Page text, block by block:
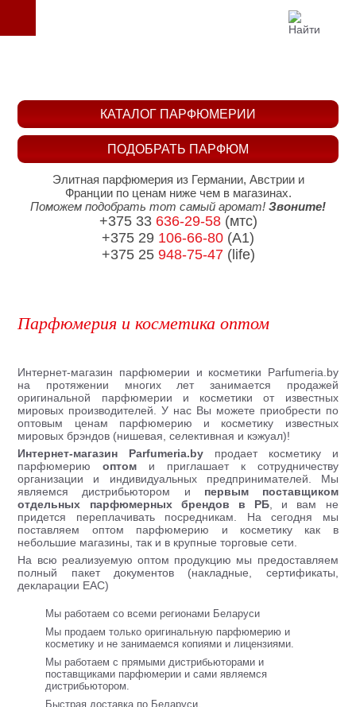
Парфюмерия и косметика оптом
Интернет-магазин парфюмерии и косметики Parfumeria.by
на протяжении многих лет занимается продажей
оригинальной парфюмерии и косметики от известных
мировых производителей. У нас Вы можете приобрести по
оптовым ценам парфюмерию и косметику известных
мировых брэндов (нишевая, селективная и кэжуал)!
Интернет-магазин Parfumeria.by продает косметику и
парфюмериюоптом и приглашает к сотрудничеству
организации и индивидуальных предпринимателей. Мы
являемся дистрибьютором и первым поставщиком
отдельных парфюмерных брендов в РБ , и вам не
придется переплачивать посредникам. На сегодня мы
поставляем оптом парфюмерию и косметику как в
небольшие магазины, так и в крупные торговые сети.
На всю реализуемую оптом продукцию мы предоставляем
полный пакет документов (накладные, сертификаты,
декларации ЕАС)
Мы работаем со всеми регионами Беларуси
Мы продаем только оригинальную парфюмерию и
косметику и не занимаемся копиями и лицензиями.
Мы работаем с прямыми дистрибьюторами и
поставщиками парфюмерии и сами являемся
дистрибьютором.
Быстрая доставка по Беларуси.
ПОДОБРАТЬ ПАРФЮМ
КАТАЛОГ ПАРФЮМЕРИИ
Элитная парфюмерия из Германии, Австрии и
Франции по ценам ниже чем в магазинах.
Поможем подобрать тот самый аромат! Звоните!
+375 33 636-29-58(мтс)
+375 29 106-66-80 (A1)
+375 25 948-75-47(life)